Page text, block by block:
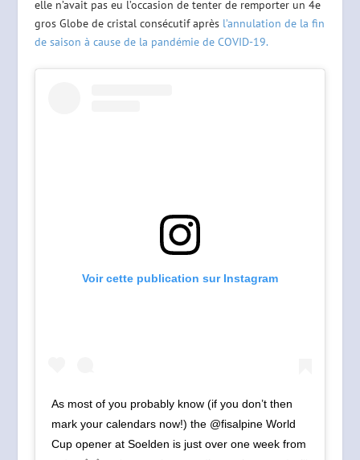
elle n’avait pas eu l’occasion de tenter de remporter un 4e
gros Globe de cristal consécutif après l’annulation de la fin
de saison à cause de la pandémie de COVID-19.
Voir cette publication sur Instagram
As most of you probably know (if you don’t then
mark your calendars now!) the @fisalpine World
Cup opener at Soelden is just over one week from